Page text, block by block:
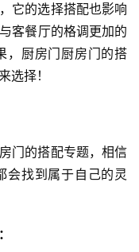
它的选择搭配也影响
客餐厅的格调更加的
，厨房门厨房门的搭
选择！
门的搭配专题，相信
会找到属于自己的灵